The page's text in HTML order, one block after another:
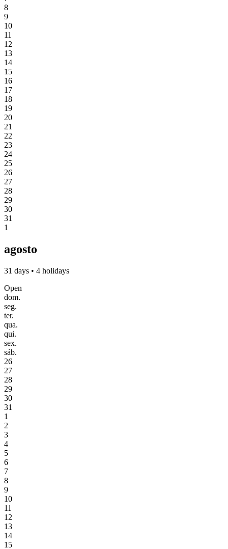
8
9
10
11
12
13
14
15
16
17
18
19
20
21
22
23
24
25
26
27
28
29
30
31
1
agosto
31 days • 4 holidays
Open
dom.
seg.
ter.
qua.
qui.
sex.
sáb.
26
27
28
29
30
31
1
2
3
4
5
6
7
8
9
10
11
12
13
14
15